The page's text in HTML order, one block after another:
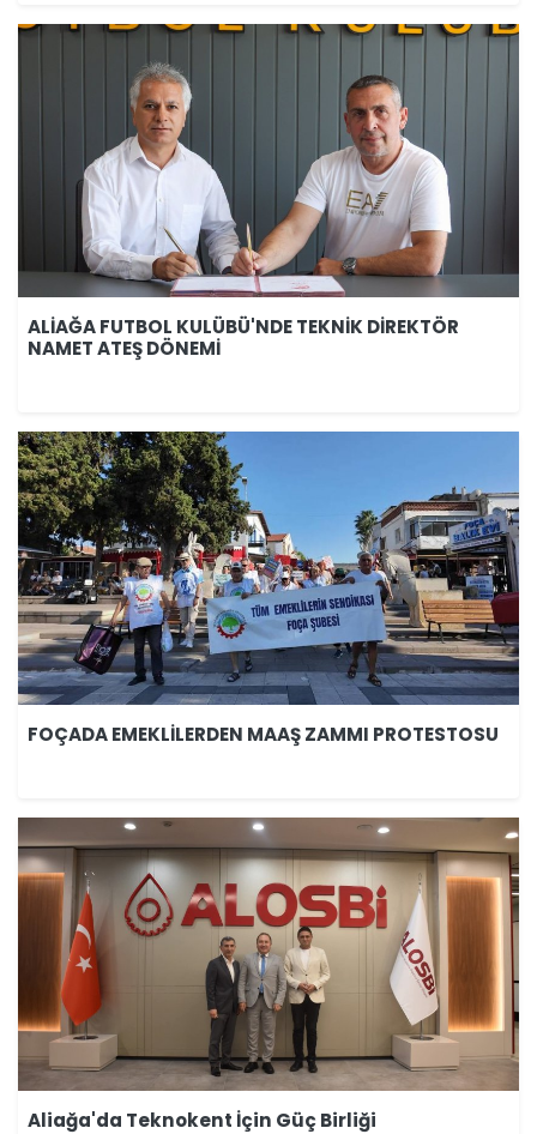
ALİAĞA FUTBOL KULÜBÜ'NDE TEKNİK DİREKTÖR
NAMET ATEŞ DÖNEMİ
FOÇADA EMEKLİLERDEN MAAŞ ZAMMI PROTESTOSU
Aliağa'da Teknokent İçin Güç Birliği